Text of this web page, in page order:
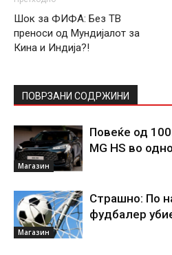
Шок за ФИФА: Без ТВ
преноси од Мундијалот за
Кина и Индија?!
ПОВРЗАНИ СОДРЖИНИ
Магазин
Повеќе од
MG HS во
Магазин
Страшно: По
фудбалер